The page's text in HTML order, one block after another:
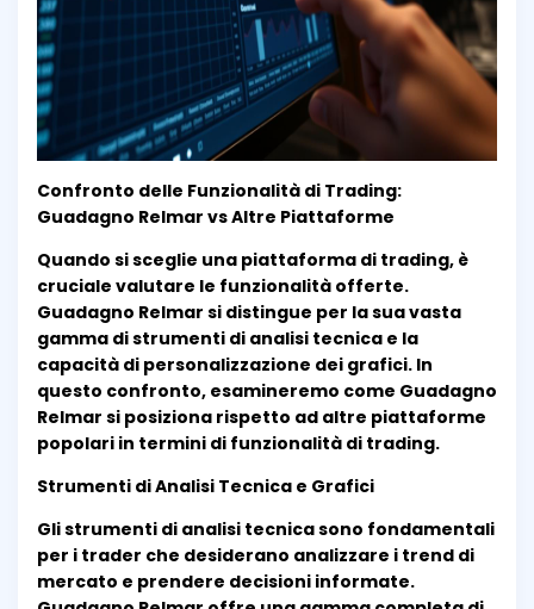
Confronto delle Funzionalità di Trading:
Guadagno Relmar vs Altre Piattaforme
Quando si sceglie una piattaforma di trading, è
cruciale valutare le funzionalità offerte.
Guadagno Relmar si distingue per la sua vasta
gamma di strumenti di analisi tecnica e la
capacità di personalizzazione dei grafici. In
questo confronto, esamineremo come Guadagno
Relmar si posiziona rispetto ad altre piattaforme
popolari in termini di funzionalità di trading.
Strumenti di Analisi Tecnica e Grafici
Gli strumenti di analisi tecnica sono fondamentali
per i trader che desiderano analizzare i trend di
mercato e prendere decisioni informate.